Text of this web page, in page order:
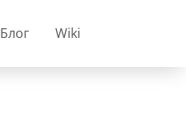
Блог Wiki